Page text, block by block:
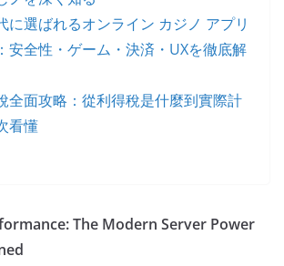
に選ばれるオンライン カジノ アプリ
安全性・ゲーム・決済・UXを徹底解
全面攻略：從利得稅是什麼到實際計
看懂
The Modern Server Power